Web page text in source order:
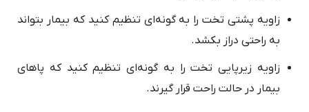
زاویه پشتی تخت را به گونه‌ای تنظیم کنید که بیمار بتواند
به راحتی دراز بکشد.
زاویه زیرپایی تخت را به گونه‌ای تنظیم کنید که پاهای
بیمار در حالت راحت قرار گیرند.